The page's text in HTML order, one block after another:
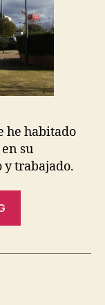
he habitado
su
trabajado.
maño”